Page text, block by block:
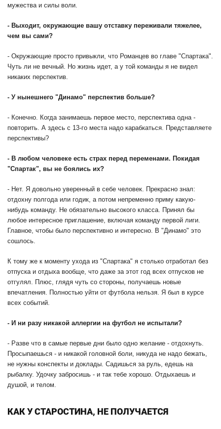
мужества и силы воли.
- Выходит, окружающие вашу отставку переживали тяжелее,
чем вы сами?
- Окружающие просто привыкли, что Романцев во главе "Спартака".
Чуть ли не вечный. Но жизнь идет, а у той команды я не видел
никаких перспектив.
- У нынешнего "Динамо" перспектив больше?
- Конечно. Когда занимаешь первое место, перспектива одна -
повторить. А здесь с 13-го места надо карабкаться. Представляете
перспективы?
- В любом человеке есть страх перед переменами. Покидая
"Спартак", вы не боялись их?
- Нет. Я довольно уверенный в себе человек. Прекрасно знал:
отдохну полгода или годик, а потом непременно приму какую-
нибудь команду. Не обязательно высокого класса. Принял бы
любое интересное приглашение, включая команду первой лиги.
Главное, чтобы было перспективно и интересно. В "Динамо" это
сошлось.
К тому же к моменту ухода из "Спартака" я столько отработал без
отпуска и отдыха вообще, что даже за этот год всех отпусков не
отгулял. Плюс, глядя чуть со стороны, получаешь новые
впечатления. Полностью уйти от футбола нельзя. Я был в курсе
всех событий.
- И ни разу никакой аллергии на футбол не испытали?
- Разве что в самые первые дни было одно желание - отдохнуть.
Просыпаешься - и никакой головной боли, никуда не надо бежать,
не нужны конспекты и доклады. Садишься за руль, едешь на
рыбалку. Удочку забросишь - и так тебе хорошо. Отдыхаешь и
душой, и телом.
КАК У СТАРОСТИНА, НЕ ПОЛУЧАЕТСЯ